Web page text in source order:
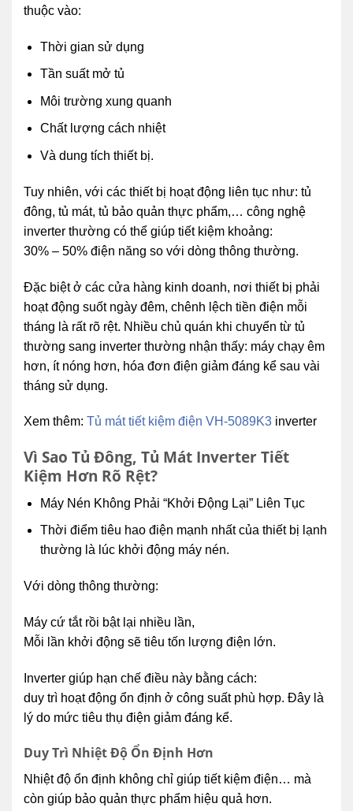
thuộc vào:
Thời gian sử dụng
Tần suất mở tủ
Môi trường xung quanh
Chất lượng cách nhiệt
Và dung tích thiết bị.
Tuy nhiên, với các thiết bị hoạt động liên tục như: tủ
đông, tủ mát, tủ bảo quản thực phẩm,… công nghệ
inverter thường có thể giúp tiết kiệm khoảng:
30% – 50% điện năng so với dòng thông thường.
Đặc biệt ở các cửa hàng kinh doanh, nơi thiết bị phải
hoạt động suốt ngày đêm, chênh lệch tiền điện mỗi
tháng là rất rõ rệt. Nhiều chủ quán khi chuyển từ tủ
thường sang inverter thường nhận thấy: máy chạy êm
hơn, ít nóng hơn, hóa đơn điện giảm đáng kể sau vài
tháng sử dụng.
Xem thêm: Tủ mát tiết kiệm điện VH-5089K3 inverter
Vì Sao Tủ Đông, Tủ Mát Inverter Tiết
Kiệm Hơn Rõ Rệt?
Máy Nén Không Phải “Khởi Động Lại” Liên Tục
Thời điểm tiêu hao điện mạnh nhất của thiết bị lạnh
thường là lúc khởi động máy nén.
Với dòng thông thường:
Máy cứ tắt rồi bật lại nhiều lần,
Mỗi lần khởi động sẽ tiêu tốn lượng điện lớn.
Inverter giúp hạn chế điều này bằng cách:
duy trì hoạt động ổn định ở công suất phù hợp. Đây là
lý do mức tiêu thụ điện giảm đáng kể.
Duy Trì Nhiệt Độ Ổn Định Hơn
Nhiệt độ ổn định không chỉ giúp tiết kiệm điện… mà
còn giúp bảo quản thực phẩm hiệu quả hơn.